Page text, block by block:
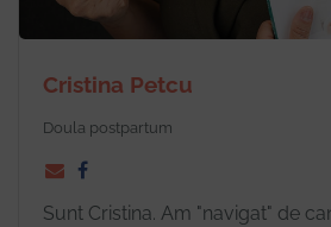
Cristina Petcu
Doula postpartum
Sunt Cristina. Am "navigat" de